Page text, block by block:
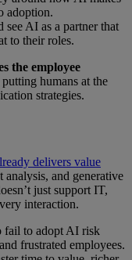
adoption.
see AI as a partner that
to their roles.
the employee
humans at the
strategies.
delivers value
analysis, and generative
just support IT,
interaction.
fail to adopt AI risk
frustrated employees.